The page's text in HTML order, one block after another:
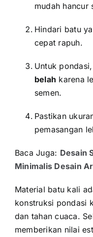
mudah hancur
Hindari batu
cepat rapuh.
Untuk
belah karena
semen.
Pastikan
pemasangan
Baca Juga: Desain
Minimalis Desain
Material batu kali
konstruksi pondasi
dan tahan cuaca.
memberikan nilai